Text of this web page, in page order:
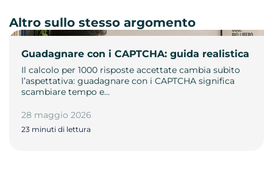
Guadagnare con i CAPTCHA: guida realistica
Il calcolo per 1000 risposte accettate cambia subito
l’aspettativa: guadagnare con i CAPTCHA significa
scambiare tempo e…
28 maggio 2026
23 minuti di lettura
Altro sullo stesso argomento